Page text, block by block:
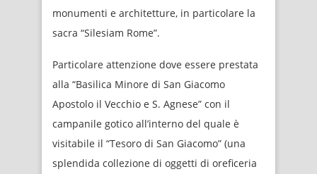
monumenti e architetture, in particolare la
sacra “Silesiam Rome”.
Particolare attenzione dove essere prestata
alla “Basilica Minore di San Giacomo
Apostolo il Vecchio e S. Agnese” con il
campanile gotico all’interno del quale è
visitabile il “Tesoro di San Giacomo” (una
splendida collezione di oggetti di oreficeria